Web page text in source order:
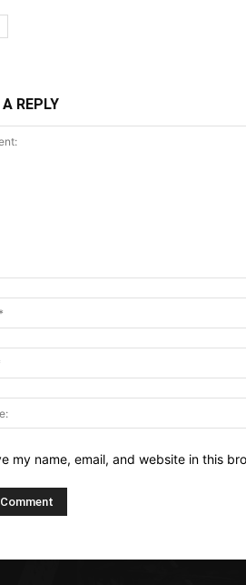
REPLY
my name, email, and website in this